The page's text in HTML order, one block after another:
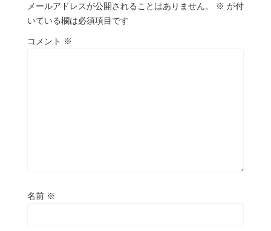
メールアドレスが公開されることはありません。 ※ が付
いている欄は必須項目です
コメント ※
名前 ※